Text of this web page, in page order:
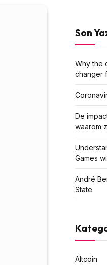
Son
Why the
changer
De
waarom
Games
André
State
Altcoin